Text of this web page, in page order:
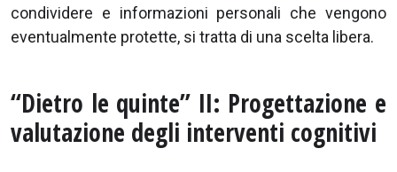
condividere e informazioni personali che vengono
eventualmente protette, si tratta di una scelta libera.
“Dietro le quinte” II: Progettazione e
valutazione degli interventi cognitivi